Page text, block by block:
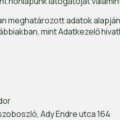
meghatározott adatok
mint Adatkezelő
Ady Endre utca 164